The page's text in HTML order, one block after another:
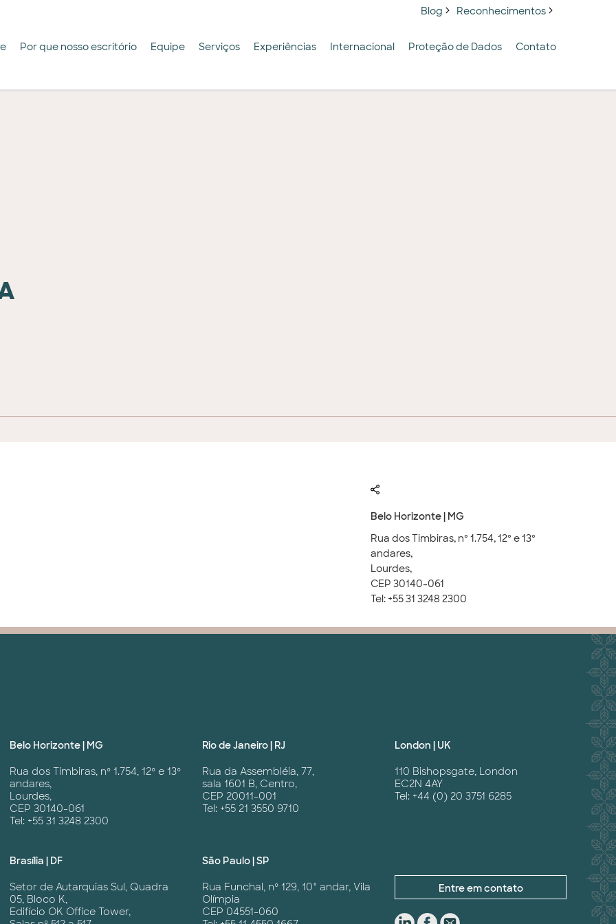
Blog Reconhecimentos
Por que nosso escritório Equipe Serviços Experiências Internacional Proteção de Dados Contato
Belo Horizonte | MG
Rua dos Timbiras, nº 1.754, 12º e 13º
andares,
Lourdes,
CEP 30140-061
Tel: +55 31 3248 2300
Belo Horizonte | MG
Rua dos Timbiras, nº 1.754, 12º e 13º
andares,
Lourdes,
CEP 30140-061
Tel: +55 31 3248 2300
Rio de Janeiro | RJ
Rua da Assembléia, 77,
sala 1601 B, Centro,
CEP 20011-001
Tel: +55 21 3550 9710
London | UK
110 Bishopsgate, London
EC2N 4AY
Tel: +44 (0) 20 3751 6285
Brasília | DF
Setor de Autarquias Sul, Quadra
05, Bloco K,
Edifício OK Office Tower,
São Paulo | SP
Rua Funchal, nº 129, 10° andar, Vila
Olímpia
CEP 04551-060
Entre em contato